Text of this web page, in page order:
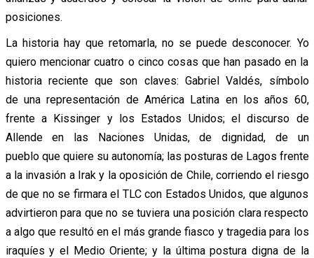
posiciones.
La historia hay que retomarla, no se puede desconocer. Yo
quiero mencionar cuatro o cinco cosas que han pasado en la
historia reciente que son claves: Gabriel Valdés, símbolo
de una representación de América Latina en los años 60,
frente a Kissinger y los Estados Unidos; el discurso de
Allende en las Naciones Unidas, de dignidad, de un
pueblo que quiere su autonomía; las posturas de Lagos frente
a la invasión a Irak y la oposición de Chile, corriendo el riesgo
de que no se firmara el TLC con Estados Unidos, que algunos
advirtieron para que no se tuviera una posición clara respecto
a algo que resultó en el más grande fiasco y tragedia para los
iraquíes y el Medio Oriente; y la última postura digna de la